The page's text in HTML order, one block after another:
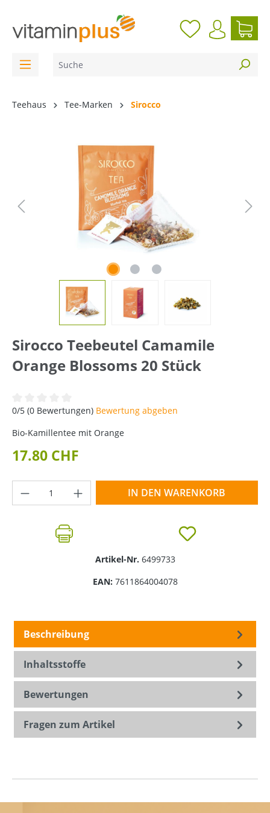
Teehaus Tee-Marken Sirocco
Sirocco Teebeutel Camamile
Orange Blossoms 20 Stück
Durchschnittliche Bewertung von 0 von 5 Sternen
0/5 (0 Bewertungen) Bewertung abgeben
Bio-Kamillentee mit Orange
17.80 CHF
Produkt Anzahl: Gib den gewünschten
IN DEN WARENKORB
Artikel-Nr. 6499733
EAN: 7611864004078
Beschreibung
Inhaltsstoffe
Bewertungen
Fragen zum Artikel